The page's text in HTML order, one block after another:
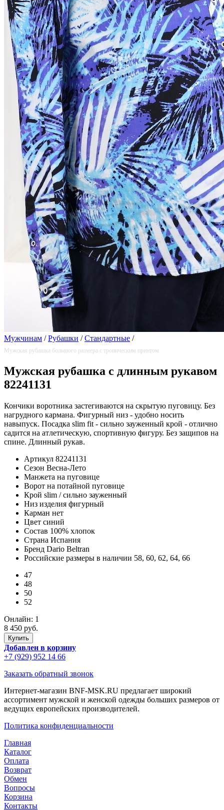
Мужчинам / Рубашки / Стандартные /
Мужская рубашка большого размера с тропическим принтом
Мужская рубашка с длинным рукавом
82241131
Кончики воротника застегиваются на скрытую пуговицу. Без
нагрудного кармана. Фигурный низ - удобно носить
навыпуск. Посадка slim fit - сильно зауженный крой - отлично
садится на атлетическую, спортивную фигуру. Без защипов на
спине. Длинный рукав.
Артикул 82241131
Сезон Весна-Лето
Манжета на пуговице
Ворот на потайной пуговице
Крой slim / сильно зауженный
Низ изделия фигурный
Карман нет
Цвет синий
Состав 100% хлопок
Страна Испания
Бренд Dario Beltran
Российские размеры в наличии 58, 60, 62, 64, 66
47
48
50
52
Онлайн: 1
8 450 руб.
Добавлен в корзину
+7 (929) 952 14 66
Заказать обратный звонок
Интернет-магазин BNF-MSK.RU предлагает широкий
ассортимент мужской и женской одежды больших размеров от
ведущих европейских производителей.
Политика конфиденциальности
Главная
Каталог
Оплата
Возврат
Обмен
Вопросы
Корзина
Контакты